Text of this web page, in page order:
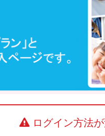
ログイン方法